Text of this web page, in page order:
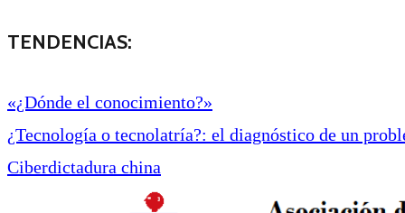
TENDENCIAS:
«¿Dónde el conocimiento?»
¿Tecnología o tecnolatría?: el diagnóstico de un
Ciberdictadura china